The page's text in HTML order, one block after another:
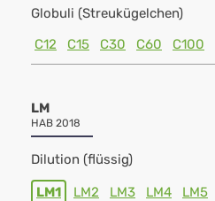
Globuli (Streukügelchen)
C12
C15 C30 C60 C100
LM
HAB 2018
Dilution (flüssig)
LM1 LM2 LM3 LM4 LM5